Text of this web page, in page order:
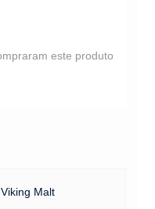
este produto
Malt